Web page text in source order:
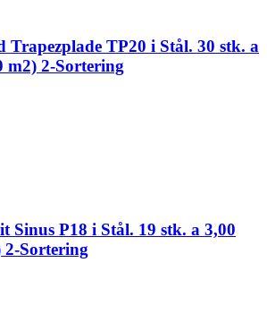
Trapezplade TP20 i Stål. 30 stk. a
m2) 2-Sortering
Sinus P18 i Stål. 19 stk. a 3,00
2-Sortering